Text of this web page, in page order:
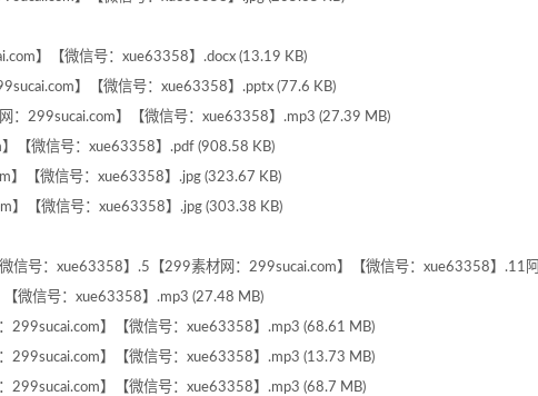
】【微信号：xue63358】.docx (13.19 KB)
】【微信号：xue63358】.pptx (77.6 KB)
：299sucai.com】【微信号：xue63358】.mp3 (27.39 MB)
【微信号：xue63358】.pdf (908.58 KB)
【微信号：xue63358】.jpg (323.67 KB)
【微信号：xue63358】.jpg (303.38 KB)
信号：xue63358】.5【299素材网：299sucai.com】【微信号：xue63358】.11阿
微信号：xue63358】.mp3 (27.48 MB)
】【微信号：xue63358】.mp3 (68.61 MB)
】【微信号：xue63358】.mp3 (13.73 MB)
】【微信号：xue63358】.mp3 (68.7 MB)